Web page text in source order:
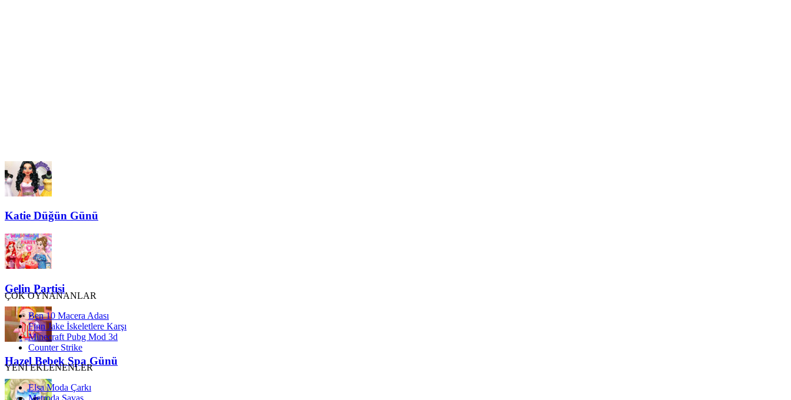
Katie Düğün Günü
Gelin Partisi
Hazel Bebek Spa Günü
ÇOK OYNANANLAR
Ben 10 Macera Adası
Finn Jake İskeletlere Karşı
Minecraft Pubg Mod 3d
Counter Strike
YENİ EKLENENLER
Elsa Moda Çarkı
Metroda Savaş